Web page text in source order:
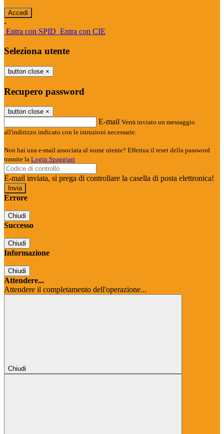
-
Entra con SPID Entra con CIE
Seleziona utente
button close ×
Recupero password
button close ×
E-mail Verrà inviato un messaggio
all'indirizzo indicato con le istruzioni necessarie.
Non hai una e-mail associata al nome utente? Effettua il reset della password
tramite la Login Spaggiari
E-mail inviata, si prega di controllare la casella di posta elettronica!
Errore
Chiudi
Successo
Chiudi
Informazione
Chiudi
Attendere...
Attendere il completamento dell'operazione...
Chiudi